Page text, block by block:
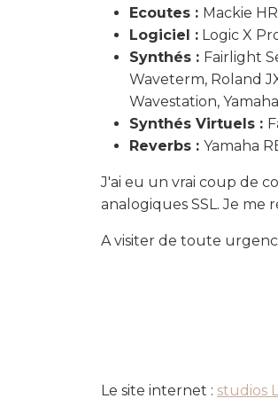
Ecoutes : Mackie
Logiciel : Logic X
Synthés : Fairlight
Waveterm, Roland
Wavestation,
Synthés Virtuels :
Reverbs : Yamaha
J'ai eu un vrai coup de
analogiques SSL. Je
A visiter de toute
Le site internet : studios